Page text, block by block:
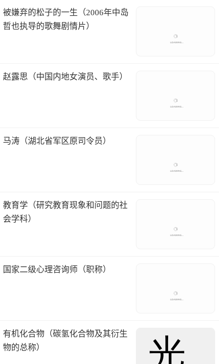
被嫌弃的松子的一生（2006年中岛
哲也执导的歌舞剧情片）
赵露思（中国内地女演员、歌手）
马涛（湖北省军区原司令员）
教育学（研究教育现象和问题的社
会学科）
国家二级心理咨询师（职称）
有机化合物（碳氢化合物及其衍生
物的总称）